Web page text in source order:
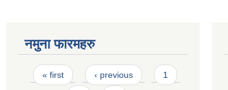
नमुना फारमहरु
Pages
« first ‹ previous 1